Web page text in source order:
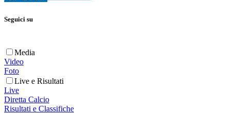
Seguici su
Media
Video
Foto
Live e Risultati
Live
Diretta Calcio
Risultati e Classifiche